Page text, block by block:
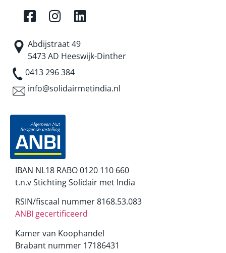
Abdijstraat 49
5473 AD Heeswijk-Dinther
0413 296 384
info@solidairmetindia.nl
IBAN NL18 RABO 0120 110 660
t.n.v Stichting Solidair met India
RSIN/fiscaal nummer 8168.53.083
ANBI gecertificeerd
Kamer van Koophandel
Brabant nummer 17186431